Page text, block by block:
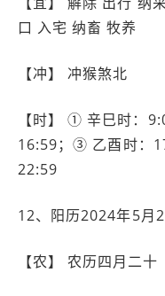
口 入宅 纳畜 牧养
【冲】 冲猴煞北
【时】 ① 辛巳时：
16:59；③ 乙酉时：
22:59
12、阳历2024年5月
【农】 农历四月二十